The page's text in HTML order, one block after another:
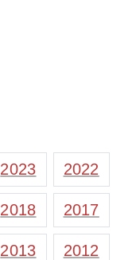
2023 2022
2018 2017
2013 2012